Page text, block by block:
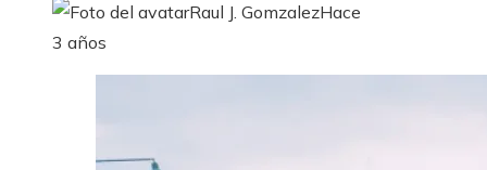
Raul J. GomzalezHace
3 años